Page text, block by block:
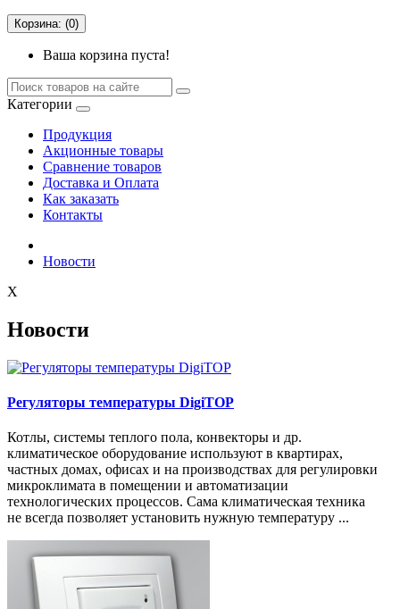
Корзина: (0)
Ваша корзина пуста!
Категории
Продукция
Акционные товары
Сравнение товаров
Доставка и Оплата
Как заказать
Контакты
Новости
X
Новости
Регуляторы температуры DigiTOP
Котлы, системы теплого пола, конвекторы и др.
климатическое оборудование используют в квартирах,
частных домах, офисах и на производствах для регулировки
микроклимата в помещении и автоматизации
технологических процессов. Сама климатическая техника
не всегда позволяет установить нужную температуру ...